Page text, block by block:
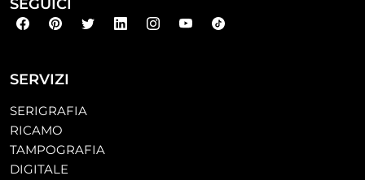
SERVIZI
SERIGRAFIA
RICAMO
TAMPOGRAFIA
DIGITALE
SEGUICI